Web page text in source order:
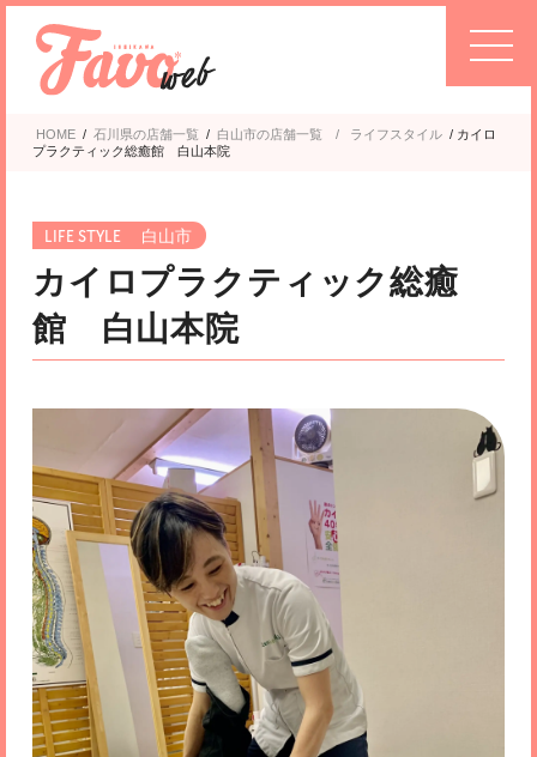
HOME / 石川県の店舗一覧 / 白山市 ライフスタイル / カイロ
プラクティック総癒館 白山本院
白山市
カイロプラクティック総癒
館 白山本院